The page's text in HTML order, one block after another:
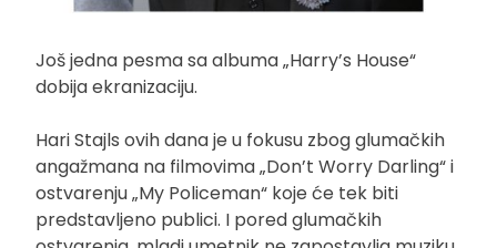
Još jedna pesma sa albuma „Harry’s House“
dobija ekranizaciju.
Hari Stajls ovih dana je u fokusu zbog glumačkih
angažmana na filmovima „Don’t Worry Darling“ i
ostvarenju „My Policeman“ koje će tek biti
predstavljeno publici. I pored glumačkih